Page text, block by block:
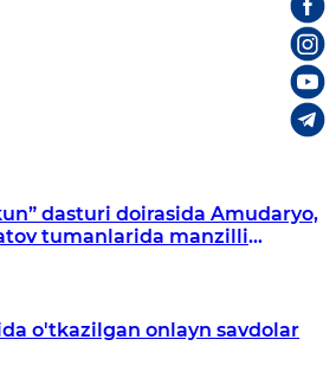
dasturi doirasida Amudaryo,
tumanlarida manzilli
o'tkazilgan onlayn savdolar